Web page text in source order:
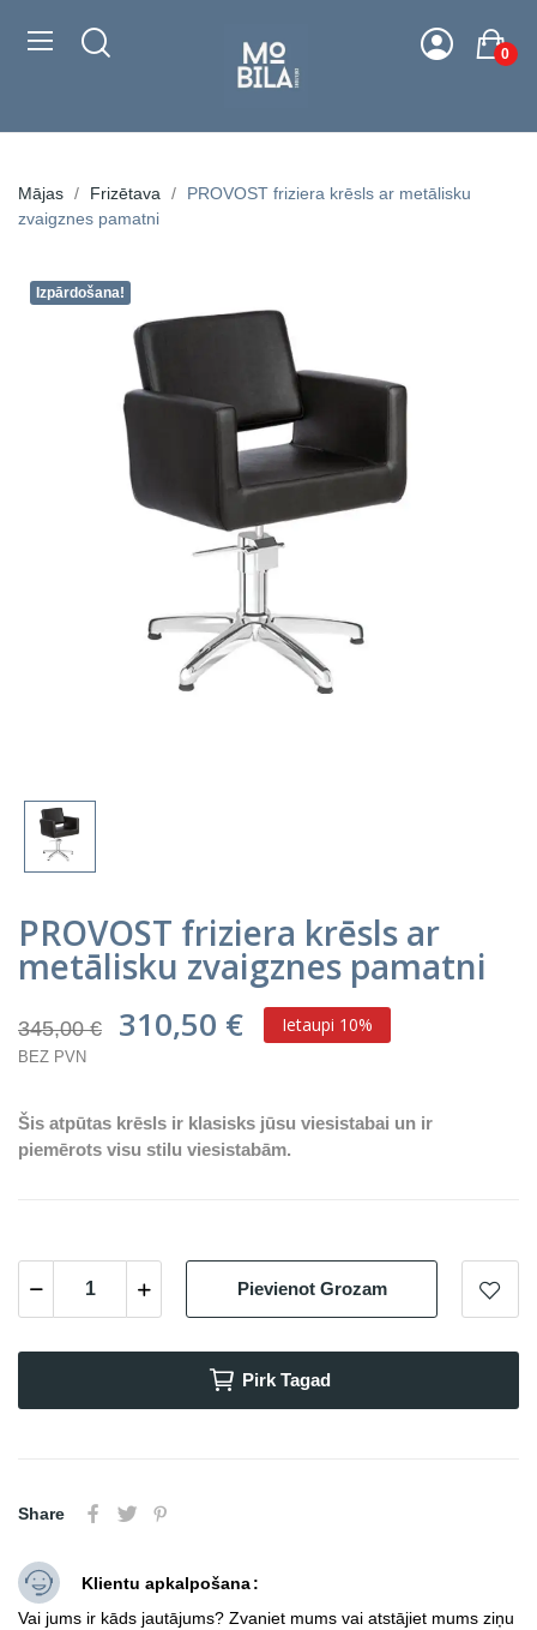
0
Mājas Frizētava
PROVOST friziera krēsls ar metālisku
zvaigznes pamatni
Izpārdošana!
PROVOST friziera krēsls ar
metālisku zvaigznes pamatni
345,00 € 310,50 € Ietaupi 10%
BEZ PVN
Šis atpūtas krēsls ir klasisks jūsu viesistabai un ir
piemērots visu stilu viesistabām.
Pievienot Grozam
Pirk Tagad
Share
Klientu apkalpošana
Vai jums ir kāds jautājums? Zvaniet mums vai atstājiet mums ziņu